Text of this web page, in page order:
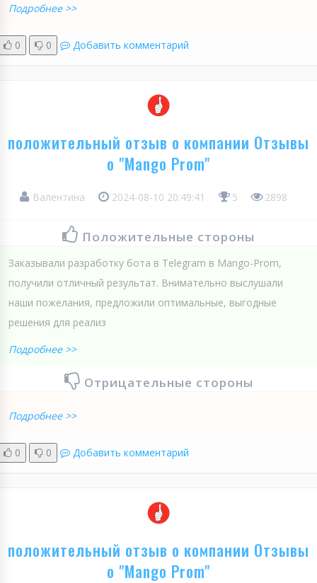
Подробнее >>
0 0 Добавить комментарий
положительный отзыв о компании Отзывы
о "Mango Prom"
Валентина 2024-08-10 20:49:41 5 2898
Положительные стороны
Заказывали разработку бота в Telegram в Mango-Prom,
получили отличный результат. Внимательно выслушали
наши пожелания, предложили оптимальные, выгодные
решения для реализ
Подробнее >>
Отрицательные стороны
Подробнее >>
0 0 Добавить комментарий
положительный отзыв о компании Отзывы
о "Mango Prom"